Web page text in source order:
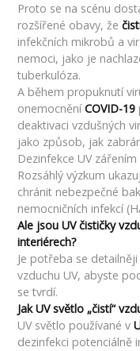
Proto se na scénu
rozšířené obavy, že
infekčních mikrobů a
nemoci, jako je
tuberkulóza.
A během propuknutí
onemocněníCOVID-19
deaktivaci vzdušných
jako způsob, jak
Dezinfekce UV
Rozsáhlý výzkum
chránit nebezpečné
nemocničních infekcí
Ale jsou UV čističky
interiérech?
Je potřeba se
vzduchu UV, abyste
se tvrdí.
Jak UV světlo „čistí“
UV světlo používané v
dezinfekci potenciálně